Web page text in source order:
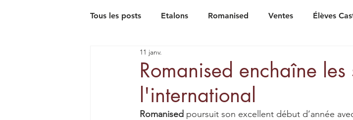
Tous les posts Etalons Romanised Ventes Élèves
Partenaires
Romanised enchaîne les
l'international
11 janv.
Romanised poursuit son excellent début d’année